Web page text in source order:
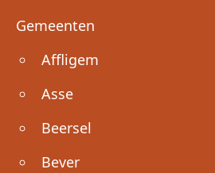
Voet
Gemeenten
Affligem
Asse
Beersel
Bever